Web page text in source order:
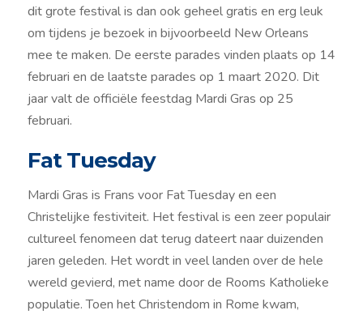
dit grote festival is dan ook geheel gratis en erg leuk
om tijdens je bezoek in bijvoorbeeld New Orleans
mee te maken. De eerste parades vinden plaats op 14
februari en de laatste parades op 1 maart 2020. Dit
jaar valt de officiële feestdag Mardi Gras op 25
februari.
Fat Tuesday
Mardi Gras is Frans voor Fat Tuesday en een
Christelijke festiviteit. Het festival is een zeer populair
cultureel fenomeen dat terug dateert naar duizenden
jaren geleden. Het wordt in veel landen over de hele
wereld gevierd, met name door de Rooms Katholieke
populatie. Toen het Christendom in Rome kwam,